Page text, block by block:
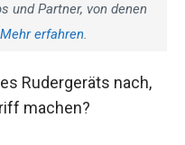
und Partner, von denen
Mehr erfahren.
Rudergeräts nach,
machen?